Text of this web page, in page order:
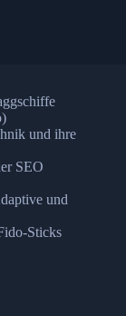
und ihre
SEO
und
Sticks